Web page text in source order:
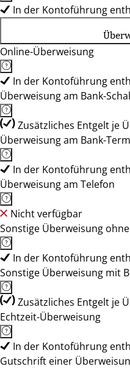
In der Kontoführung
Online-Überweisung
In der Kontoführung
Überweisung am Bank-
Zusätzliches Entgelt je
Überweisung am Bank-
In der Kontoführung
Überweisung am Telefon
Nicht verfügbar
Sonstige Überweisung
In der Kontoführung
Sonstige Überweisung mit
Zusätzliches Entgelt je
Echtzeit-Überweisung
In der Kontoführung
Gutschrift einer